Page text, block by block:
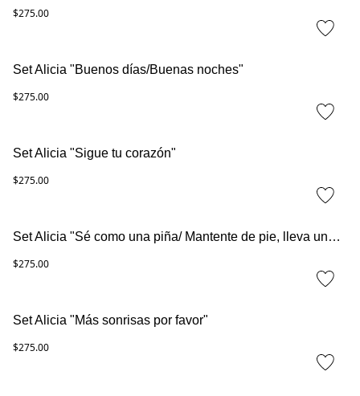
$275.00
Set Alicia "Buenos días/Buenas noches"
$275.00
Set Alicia "Sigue tu corazón"
$275.00
Set Alicia "Sé como una piña/ Mantente de pie, lleva una corona y sé dulce en el interior"
$275.00
Set Alicia "Más sonrisas por favor"
$275.00